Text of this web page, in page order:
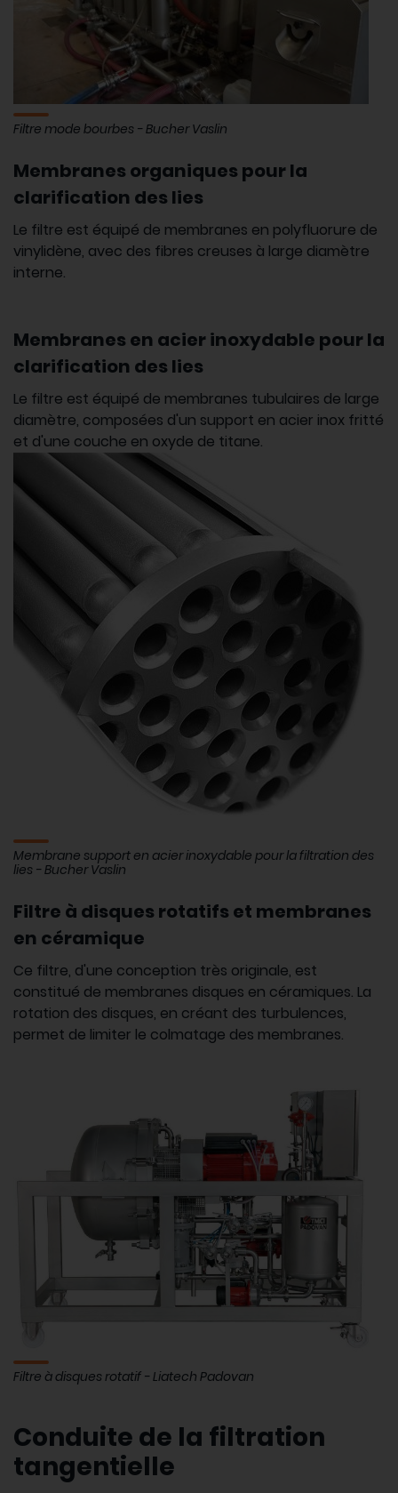
Filtre mode bourbes - Bucher Vaslin
Membranes organiques pour la
clarification des lies
Le filtre est équipé de membranes en polyfluorure de
vinylidène, avec des fibres creuses à large diamètre
interne.
Membranes en acier inoxydable pour la
clarification des lies
Le filtre est équipé de membranes tubulaires de large
diamètre, composées d'un support en acier inox fritté
et d'une couche en oxyde de titane.
Membrane support en acier inoxydable pour la filtration des
lies - Bucher Vaslin
Filtre à disques rotatifs et membranes
en céramique
Ce filtre, d'une conception très originale, est
constitué de membranes disques en céramiques. La
rotation des disques, en créant des turbulences,
permet de limiter le colmatage des membranes.
Filtre à disques rotatif - Liatech Padovan
Conduite de la filtration
tangentielle